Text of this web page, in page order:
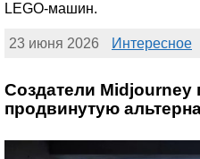
LEGO-машин.
23 июня 2026 Интересное
Создатели Midjourney
продвинутую